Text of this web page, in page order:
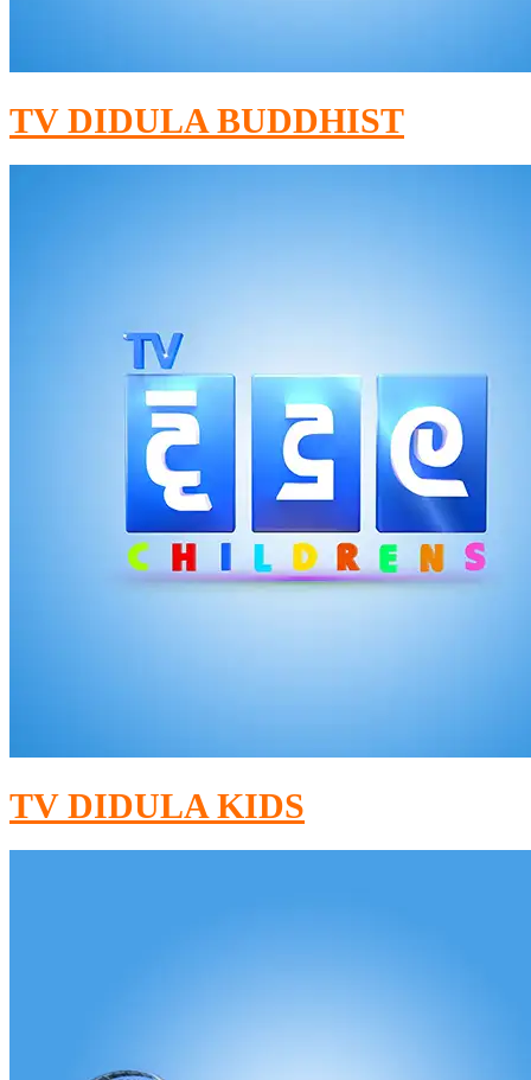
TV DIDULA BUDDHIST​
TV DIDULA KIDS